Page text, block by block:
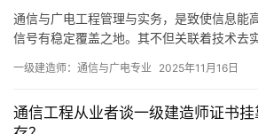
通信与广电工程管理与实务，是致使信息能
信号有稳定覆盖之地。其不但关联着技术去
一级建造师：通信与广电专业 2025年11月16日
通信工程从业者谈一级建造师证书